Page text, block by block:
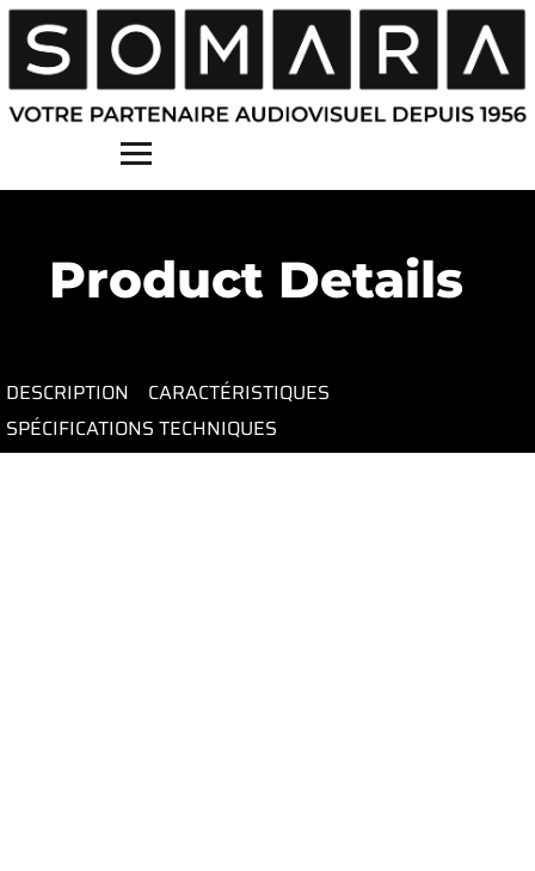
Product Details
DESCRIPTION
CARACTÉRISTIQUES
SPÉCIFICATIONS TECHNIQUES